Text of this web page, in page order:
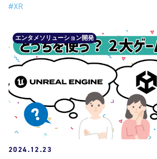
#XR
エンタメソリューション開発
2024.12.23